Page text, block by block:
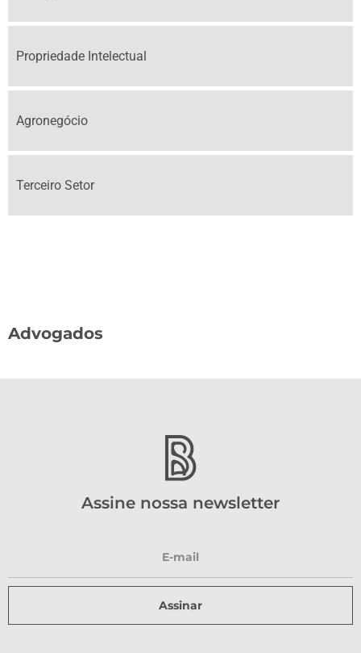
Propriedade Intelectual
Agronegócio
Terceiro Setor
Advogados
Assine nossa newsletter
Assinar